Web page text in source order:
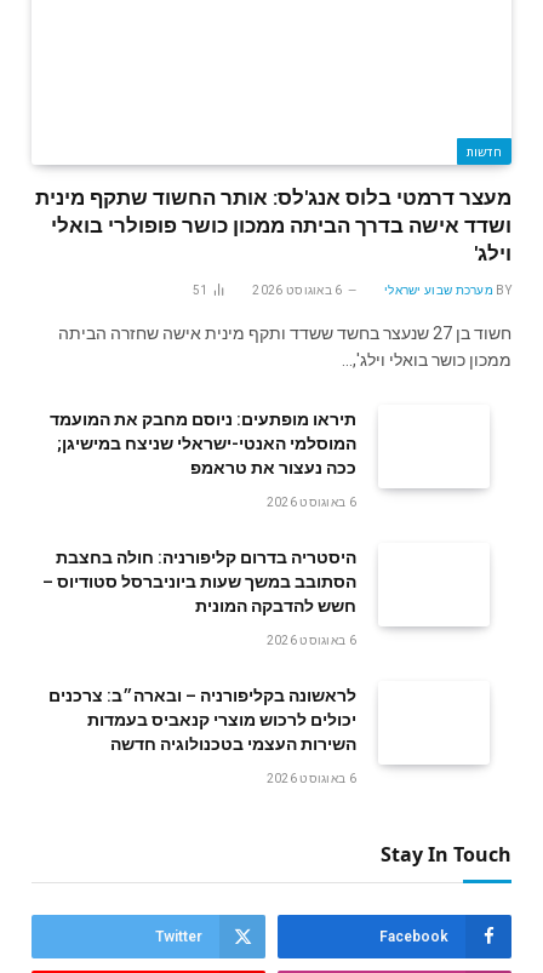
חדשות
מעצר דרמטי בלוס אנג'לס: אותר החשוד שתקף מינית
ושדד אישה בדרך הביתה ממכון כושר פופולרי בואלי
וילג'
BY מערכת שבוע ישראלי 6 באוגוסט 2026 51
חשוד בן 27 שנעצר בחשד ששדד ותקף מינית אישה שחזרה הביתה
ממכון כושר בואלי וילג',…
תיראו מופתעים: ניוסם מחבק את המועמד
המוסלמי האנטי-ישראלי שניצח במישיגן;
ככה נעצור את טראמפ
6 באוגוסט 2026
היסטריה בדרום קליפורניה: חולה בחצבת
הסתובב במשך שעות ביוניברסל סטודיוס –
חשש להדבקה המונית
6 באוגוסט 2026
לראשונה בקליפורניה – ובארה״ב: צרכנים
יכולים לרכוש מוצרי קנאביס בעמדות
השירות העצמי בטכנולוגיה חדשה
6 באוגוסט 2026
Stay In Touch
Facebook
Twitter